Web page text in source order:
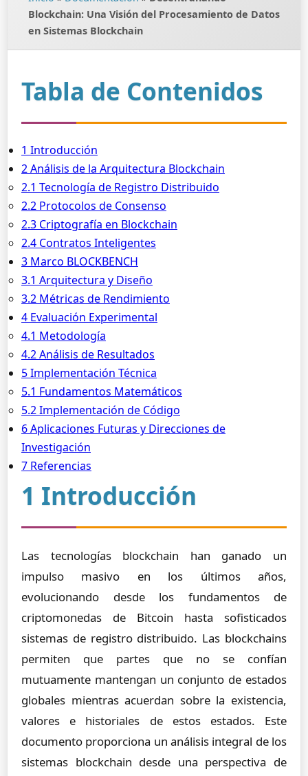
Blockchain: Una Visión del Procesamiento de Datos
en Sistemas Blockchain
Tabla de Contenidos
1 Introducción
2 Análisis de la Arquitectura Blockchain
2.1 Tecnología de Registro Distribuido
2.2 Protocolos de Consenso
2.3 Criptografía en Blockchain
2.4 Contratos Inteligentes
3 Marco BLOCKBENCH
3.1 Arquitectura y Diseño
3.2 Métricas de Rendimiento
4 Evaluación Experimental
4.1 Metodología
4.2 Análisis de Resultados
5 Implementación Técnica
5.1 Fundamentos Matemáticos
5.2 Implementación de Código
6 Aplicaciones Futuras y Direcciones de
Investigación
7 Referencias
1 Introducción
Las tecnologías blockchain han ganado un
impulso masivo en los últimos años,
evolucionando desde los fundamentos de
criptomonedas de Bitcoin hasta sofisticados
sistemas de registro distribuido. Las blockchains
permiten que partes que no se confían
mutuamente mantengan un conjunto de estados
globales mientras acuerdan sobre la existencia,
valores e historiales de estos estados. Este
documento proporciona un análisis integral de los
sistemas blockchain desde una perspectiva de